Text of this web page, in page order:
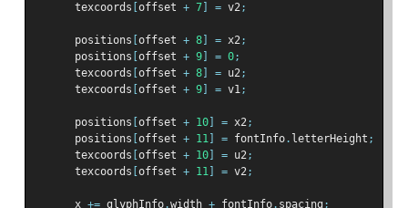
      texcoords
offset + 7 = v2;
      positions
offset + 8 = x2;
      positions
offset + 9 = 0;
      texcoords
offset + 8 = u2;
      texcoords
offset + 9 = v1;
      positions
offset + 10 = x2;
      positions
offset + 11 = fontInfo. letterHeight ;
      texcoords
offset + 10 = u2;
      texcoords
offset + 11 = v2;
      x
+= glyphInfo.width + fontInfo. spacing ;